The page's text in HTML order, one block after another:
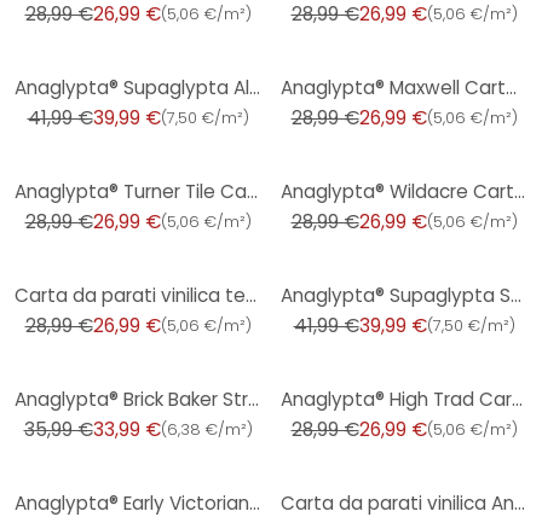
28,99 €26,99 €(5,06 €/m²)
28,99 €26,99 €(5,06 €/m²)
Anaglypta® Supaglypta Alfred carta da parati in tessuto non tessuto arazzo barocco
41,99 €39,99 €(7,50 €/m²)
Anaglypta® Maxwell Carta da parati testurizzata di lusso
28,99 €26,99 €(5,06 €/m²)
Anaglypta® Turner Tile Carta da parati testurizzata di lusso
28,99 €26,99 €(5,06 €/m²)
Anaglypta® Wildacre Carta da parati testurizzata di lusso
28,99 €26,99 €(5,06 €/m²)
Carta da parati vinilica testurizzata di lusso Anaglypta® Amber
28,99 €26,99 €(5,06 €/m²)
Anaglypta® Supaglypta Spencer carta da parati vittoriana in tessuto non tessuto
41,99 €39,99 €(7,50 €/m²)
Anaglypta® Brick Baker Street Carta da parati in tessuto non tessuto
35,99 €33,99 €(6,38 €/m²)
Anaglypta® High Trad Carta da parati testurizzata di lusso
28,99 €26,99 €(5,06 €/m²)
Anaglypta® Early Victorian Carta da parati testurizzata di lusso
Carta da parati vinilica Anaglypta® Vynaglypta Silver Shadow